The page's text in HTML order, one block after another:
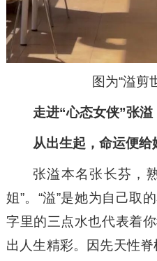
图为“溢剪
走进“心态女侠”张溢
从出生起，命运便
张溢本名张长芬，
姐”。“溢”是她为自己取
字里的三点水也代表着
出人生精彩。因先天性